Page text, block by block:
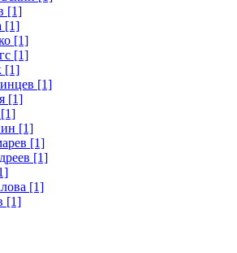
[1]
[1]
[1]
[1]
[1]
[1]
[1]
[1]
[1]
[1]
[1]
[1]